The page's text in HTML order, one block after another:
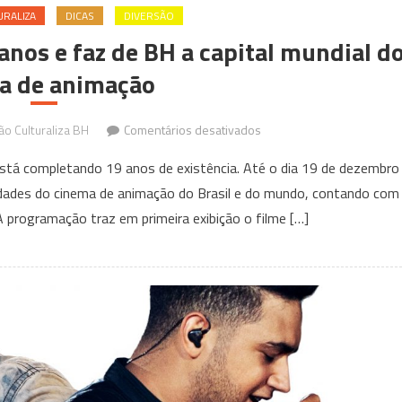
DICAS DIVERSÃO
e faz de BH a capital mundial
de animação
Culturaliza BH Comentários desativadosem
MUMIA
completa
19
e
faz
de
BH
a
capital
mundial
completando 19 anos de existência. Até o dia 19 de dezembro
do cinema de animação do Brasil e do mundo, contando com
traz em primeira exibição o filme […]